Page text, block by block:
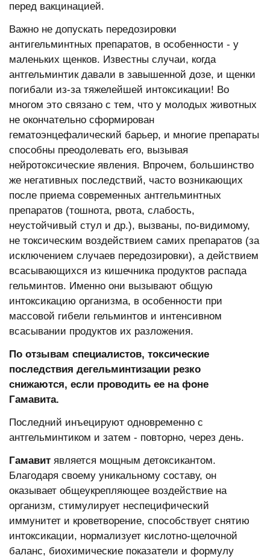
перед вакцинацией.
Важно не допускать передозировки
антигельминтных препаратов, в особенности - у
маленьких щенков. Известны случаи, когда
антгельминтик давали в завышенной дозе, и щенки
погибали из-за тяжелейшей интоксикации! Во
многом это связано с тем, что у молодых животных
не окончательно сформирован
гематоэнцефалический барьер, и многие препараты
способны преодолевать его, вызывая
нейротоксические явления. Впрочем, большинство
же негативных последствий, часто возникающих
после приема современных антгельминтных
препаратов (тошнота, рвота, слабость,
неустойчивый стул и др.), вызваны, по-видимому,
не токсическим воздействием самих препаратов (за
исключением случаев передозировки), а действием
всасывающихся из кишечника продуктов распада
гельминтов. Именно они вызывают общую
интоксикацию организма, в особенности при
массовой гибели гельминтов и интенсивном
всасывании продуктов их разложения.
По отзывам специалистов, токсические
последствия дегельминтизации резко
снижаются, если проводить ее на фоне
Гамавита.
Последний инъецируют одновременно с
антгельминтиком и затем - повторно, через день.
Гамавит является мощным детоксикантом.
Благодаря своему уникальному составу, он
оказывает общеукрепляющее воздействие на
организм, стимулирует неспецифический
иммунитет и кроветворение, способствует снятию
интоксикации, нормализует кислотно-щелочной
баланс, биохимические показатели и формулу